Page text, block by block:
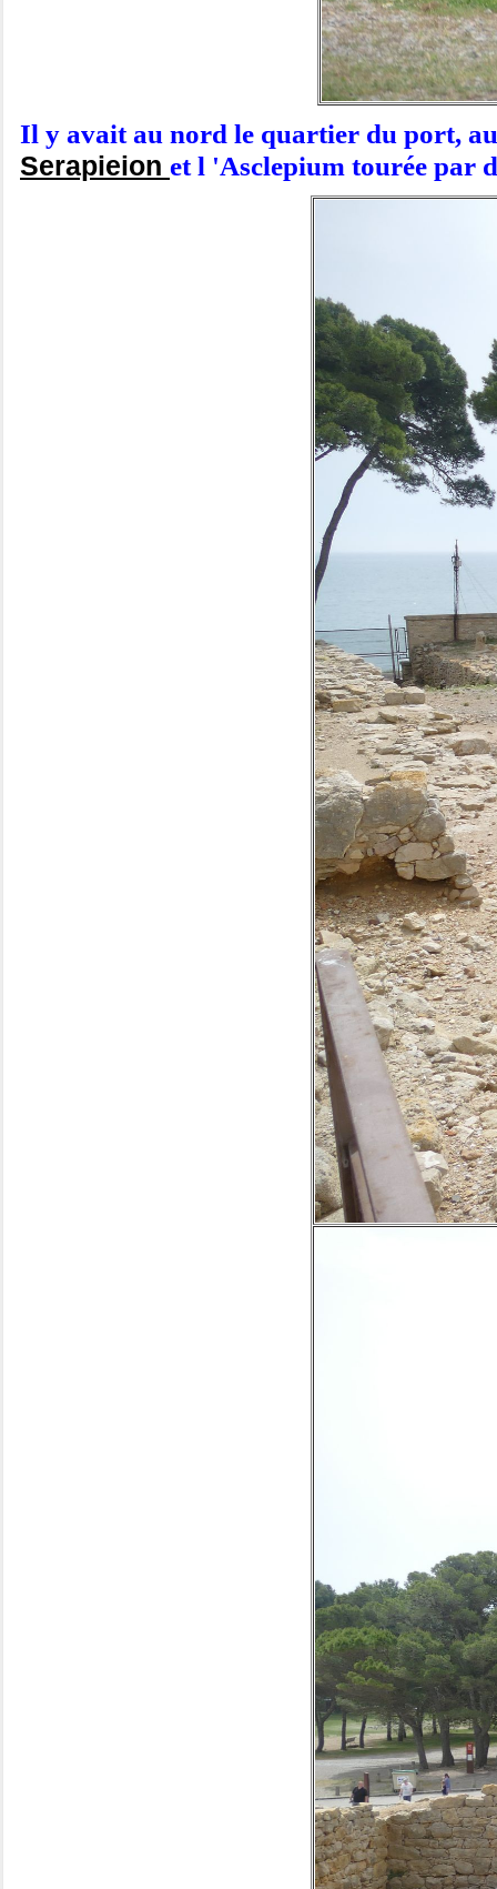
Il y avait au nord le quartier du port, au
Serapieion et l 'Asclepium tourée par